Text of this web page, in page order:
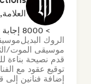
> 8000 إجابة تم تقديمها
الروك البديل
موسيقى الموت/
قدم نصيحة بناءة
توقيع عقود مع
إضافة فنانين إلى